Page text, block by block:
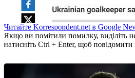
Читайте Korrespondent.net в Google
Якщо ви помітили помилку, виділіть
натисніть Ctrl + Enter, щоб